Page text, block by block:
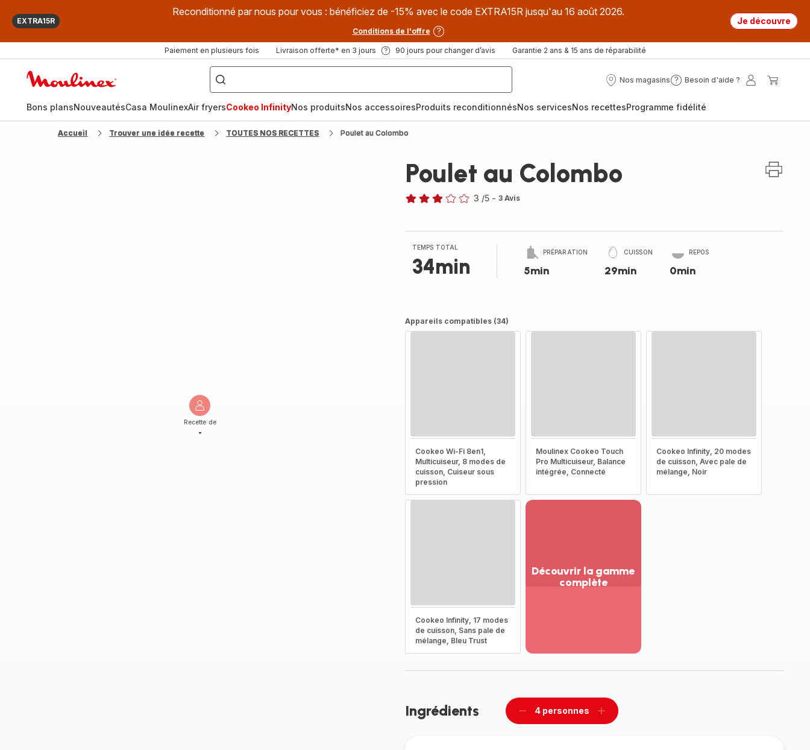
EXTRA15R
Reconditionné par nous pour vous : bénéficiez de -15% avec le code EXTRA15R jusqu'au 16 août 2026.
Conditions de l'offre
Je découvre
Paiement en plusieurs fois Livraison offerte* en 3 jours 90 jours pour changer d’avis Garantie 2 ans & 15 ans de réparabilité
["Que
recherchez-
vous
?",
fryer",
"Companion"]
Nos magasins
Nos
Besoin d'aide ?
Besoin
?
Mon
Bons plansNouveautésCasa MoulinexAir fryersCookeo InfinityNos produitsNos accessoiresProduits reconditionnésNos servicesNos recettesProgramme fidélité
Accueil Trouver une idée recette TOUTES NOS RECETTES Poulet au Colombo
Recette de
-
Poulet au Colombo
étoiles
(moyenne)
3 /5 - 3 Avis
TEMPS TOTAL
34min
PRÉPARATION
5min
CUISSON
29min
REPOS
0min
Appareils compatibles (34)
Cookeo Wi-Fi 8en1,
Multicuiseur, 8 modes de
cuisson, Cuiseur sous
pression
Moulinex Cookeo Touch
Pro Multicuiseur, Balance
intégrée, Connecté
Cookeo Infinity, 20 modes
de cuisson, Avec pale de
mélange, Noir
Cookeo Infinity, 17 modes
de cuisson, Sans pale de
mélange, Bleu Trust
Découvrir la gamme
complète
gamme
Ingrédients
Supprimer
4 personnes
Ajouter